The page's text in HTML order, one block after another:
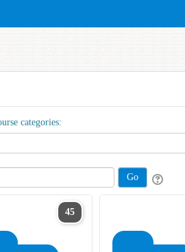
categories:
45